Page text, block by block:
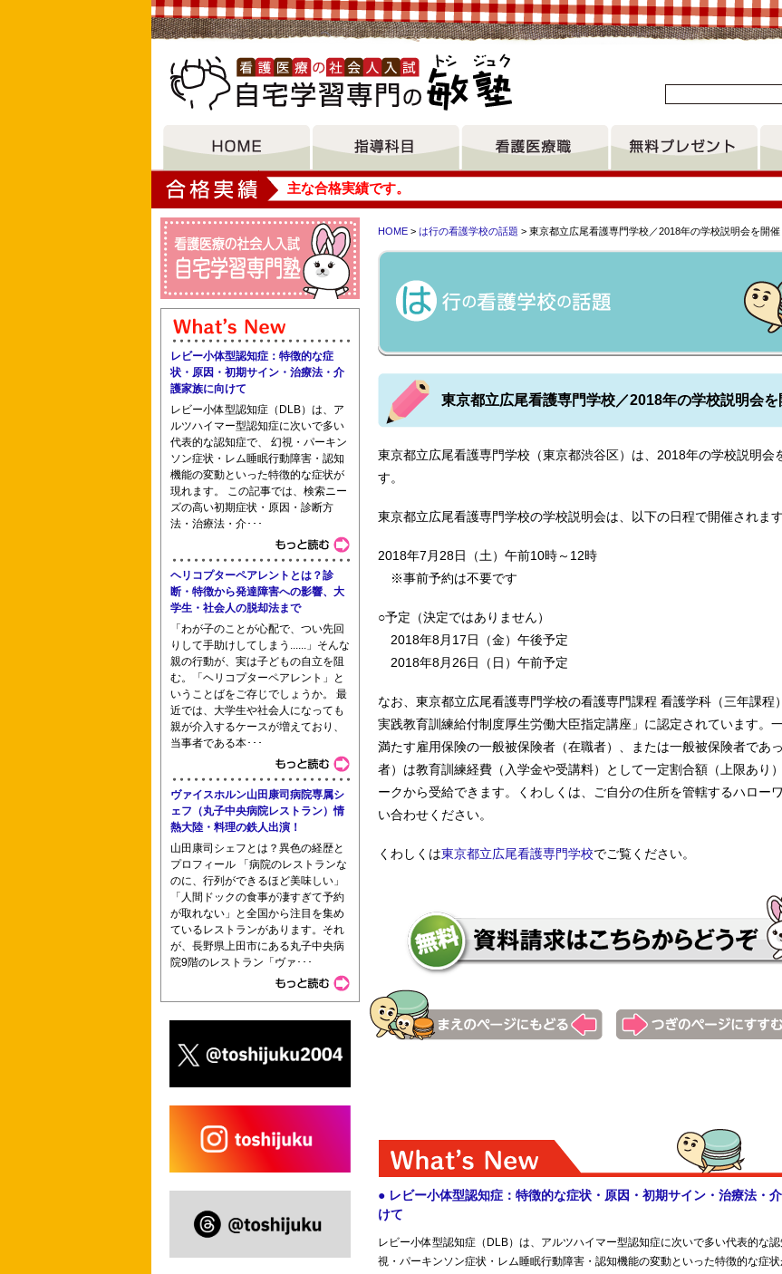
大垣女子短期大学 主な合格実績です。
阪奈中央リハビリテーション専門学校 愛知県立大学看護実践センター認定看護師教育課程 神戸大
木田地区医師会附属准看護学院
北里大学 茨城県きぬ看護専門学校 岐阜県立衛生専門学校 九州大学 倉敷看護専門学校
湘南短期大学 湘南平塚看護専門学校 昭和大学医学部附属看護専門学校 信州大学医学部 スズキ病
神戸市看護大学大学院博士後期課程 愛媛県立医療技術大学 日本バプテスト看護専門学校 愛知県
三重看護専門学校 あいち福祉医療専門学校 藍野大学 愛仁会看護助産専門学校 愛媛県立医療技術
HOME > は行の看護学校の話題 > 東京都立広尾看護専門学校／2018年の学校説明会を開催
東京都立広尾看護専門学校／2018年の学校説明会を
東京都立広尾看護専門学校（東京都渋谷区）は、2018年の学校説明会
す。
東京都立広尾看護専門学校の学校説明会は、以下の日程で開催されます
2018年7月28日（土）午前10時～12時
※事前予約は不要です
○予定（決定ではありません）
2018年8月17日（金）午後予定
2018年8月26日（日）午前予定
なお、東京都立広尾看護専門学校の看護専門課程 看護学科（三年課程
実践教育訓練給付制度厚生労働大臣指定講座」に認定されています。
満たす雇用保険の一般被保険者（在職者）、または一般被保険者であ
者）は教育訓練経費（入学金や受講料）として一定割合額（上限あり
ークから受給できます。くわしくは、ご自分の住所を管轄するハロー
い合わせください。
くわしくは東京都立広尾看護専門学校でご覧ください。
レビー小体型認知症：特徴的な症
状・原因・初期サイン・治療法・介
護家族に向けて
レビー小体型認知症（DLB）は、ア
ルツハイマー型認知症に次いで多い
代表的な認知症で、 幻視・パーキン
ソン症状・レム睡眠行動障害・認知
機能の変動といった特徴的な症状が
現れます。 この記事では、検索ニー
ズの高い初期症状・原因・診断方
法・治療法・介･･･
ヘリコプターペアレントとは？診
断・特徴から発達障害への影響、大
学生・社会人の脱却法まで
「わが子のことが心配で、つい先回
りして手助けしてしまう......」そんな
親の行動が、実は子どもの自立を阻
む。「ヘリコプターペアレント」と
いうことばをご存じでしょうか。 最
近では、大学生や社会人になっても
親が介入するケースが増えており、
当事者である本･･･
ヴァイスホルン山田康司病院専属シ
ェフ（丸子中央病院レストラン）情
熱大陸・料理の鉄人出演！
山田康司シェフとは？異色の経歴と
プロフィール 「病院のレストランな
のに、行列ができるほど美味しい」
「人間ドックの食事が凄すぎて予約
が取れない」と全国から注目を集め
ているレストランがあります。それ
が、長野県上田市にある丸子中央病
院9階のレストラン「ヴァ･･･